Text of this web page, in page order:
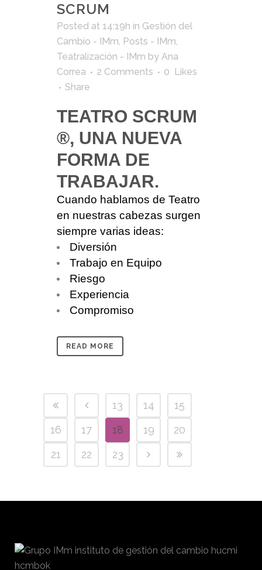
SCRUM
Posted at 14:19h in Gestión del
Cambio - IMm, Posts - IMm,
Teatralización - IMm by Ana
Correa
2 Comments 0 Likes
Share
TEATRO SCRUM
®, UNA NUEVA
FORMA DE
TRABAJAR.
Cuando hablamos de Teatro
en nuestras cabezas surgen
siempre varias ideas:
Diversión
Trabajo en Equipo
Riesgo
Experiencia
Compromiso
READ MORE
13 14
15
16
17 18 19
20
21
22 23